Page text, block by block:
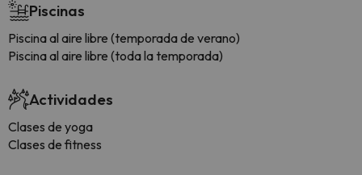
Piscinas
Piscina al aire libre (temporada de verano)
Piscina al aire libre (toda la temporada)
Actividades
Clases de yoga
Clases de fitness